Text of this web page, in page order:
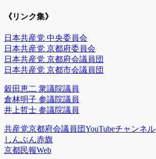
《リンク集》
日本共産党 中央委員会
日本共産党 京都府委員会
日本共産党 京都府会議員団
日本共産党 京都市会議員団
穀田恵二 衆議院議員
倉林明子 参議院議員
井上哲士 参議院議員
共産党京都府会議員団YouTubeチャンネル
しんぶん赤旗
京都民報Web